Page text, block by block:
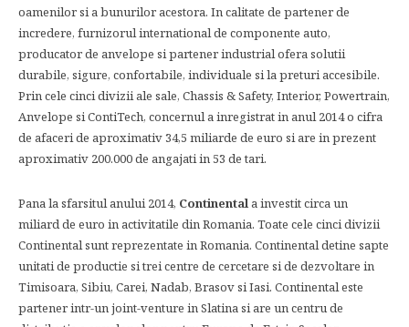
oamenilor si a bunurilor acestora. In calitate de partener de
incredere, furnizorul international de componente auto,
producator de anvelope si partener industrial ofera solutii
durabile, sigure, confortabile, individuale si la preturi accesibile.
Prin cele cinci divizii ale sale, Chassis & Safety, Interior, Powertrain,
Anvelope si ContiTech, concernul a inregistrat in anul 2014 o cifra
de afaceri de aproximativ 34,5 miliarde de euro si are in prezent
aproximativ 200.000 de angajati in 53 de tari.
Pana la sfarsitul anului 2014, Continental a investit circa un
miliard de euro in activitatile din Romania. Toate cele cinci divizii
Continental sunt reprezentate in Romania. Continental detine sapte
unitati de productie si trei centre de cercetare si de dezvoltare in
Timisoara, Sibiu, Carei, Nadab, Brasov si Iasi. Continental este
partener intr-un joint-venture in Slatina si are un centru de